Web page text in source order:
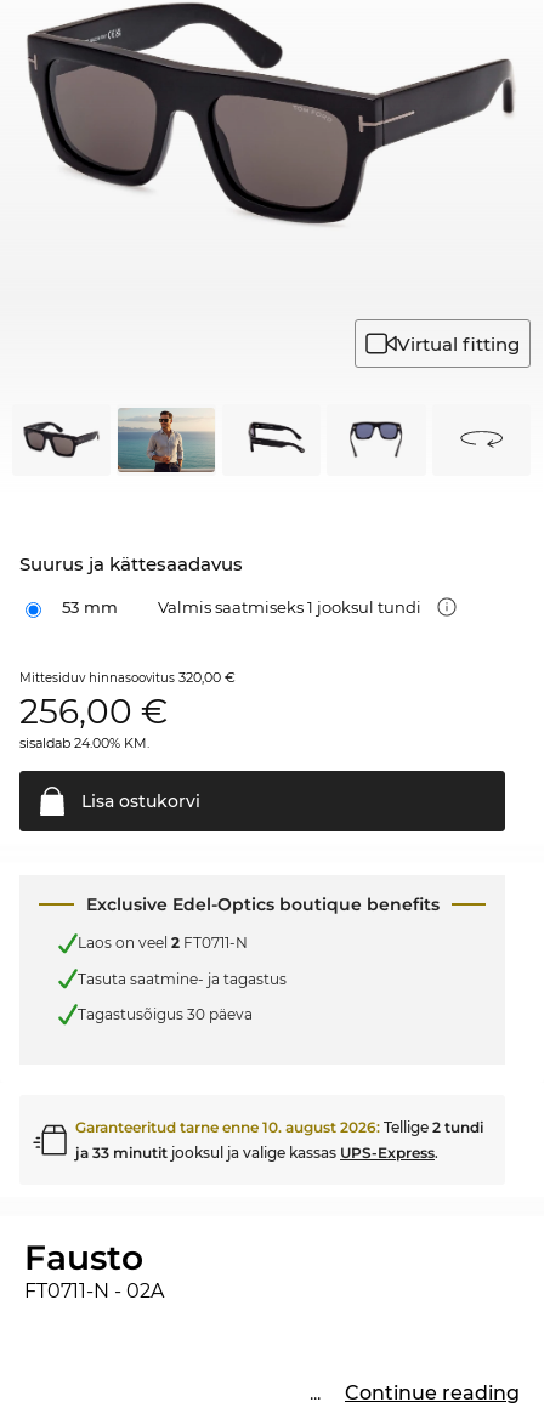
Virtual fitting
Suurus ja kättesaadavus
53 mm Valmis saatmiseks 1 jooksul tundi
Mittesiduv hinnasoovitus 320,00 €
256,00 €
sisaldab 24.00% KM.
Lisa ostukorvi
Exclusive Edel-Optics boutique benefits
Laos on veel 2 FT0711-N
Tasuta saatmine- ja tagastus
Tagastusõigus 30 päeva
Garanteeritud tarne enne 10. august 2026: Tellige 2 tundi
ja 33 minutit jooksul ja valige kassas UPS-Express.
Fausto
FT0711-N - 02A
... Continue reading